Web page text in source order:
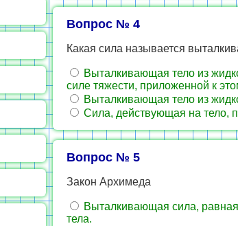
Вопрос № 4
Какая сила называется
Выталкивающая тело из
силе тяжести, приложенной к
Выталкивающая тело из
Сила, действующая на тело,
Вопрос № 5
Закон Архимеда
Выталкивающая сила,
тела.